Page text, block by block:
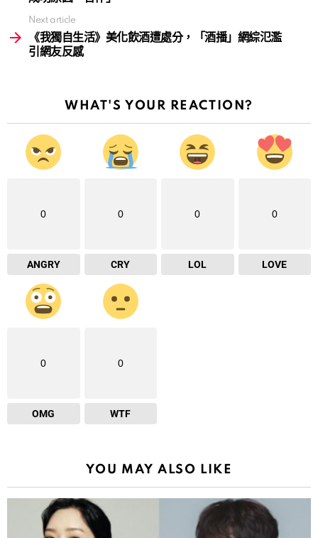
Next article
《我獨自生活》美化飲酒遭處分，「酒播」網綜氾濫
引網友反感
WHAT'S YOUR REACTION?
0
ANGRY
0
CRY
0
LOL
0
LOVE
0
OMG
0
WTF
YOU MAY ALSO LIKE